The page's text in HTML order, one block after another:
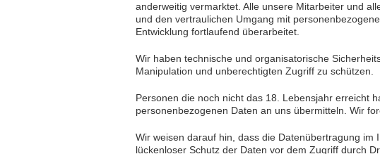
anderweitig vermarktet. Alle unsere Mitarbeiter und
und den vertraulichen Umgang mit
Entwicklung fortlaufend überarbeitet.
Wir haben technische und organisatorische
Manipulation und unberechtigten Zugriff zu schützen.
Personen die noch nicht das 18. Lebensjahr erreicht
personenbezogenen Daten an uns übermitteln. Wir
Wir weisen darauf hin, dass die Datenübertragung
lückenloser Schutz der Daten vor dem Zugriff durch